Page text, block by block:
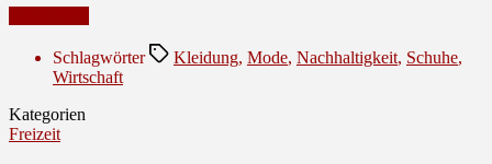
Schlagwörter Kleidung, Mode, Nachhaltigkeit, Schuhe,
Wirtschaft
Kategorien
Freizeit